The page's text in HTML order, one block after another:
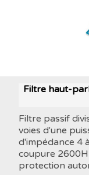
Filtre haut-
Filtre passif
voies d'une
d'impédance 4
coupure
protection